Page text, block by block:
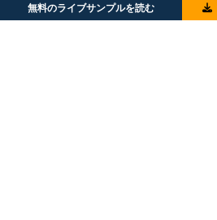
無料のライブサンプルを読む